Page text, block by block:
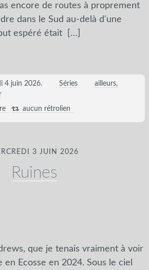
encore de routes à proprement
dans le Sud au-delà d'une
espéré était
[…]
4 juin 2026. Séries
ailleurs
aucun rétrolien
3 JUIN 2026
Ruines
que je tenais vraiment à voir
en Ecosse en 2024. Sous le ciel